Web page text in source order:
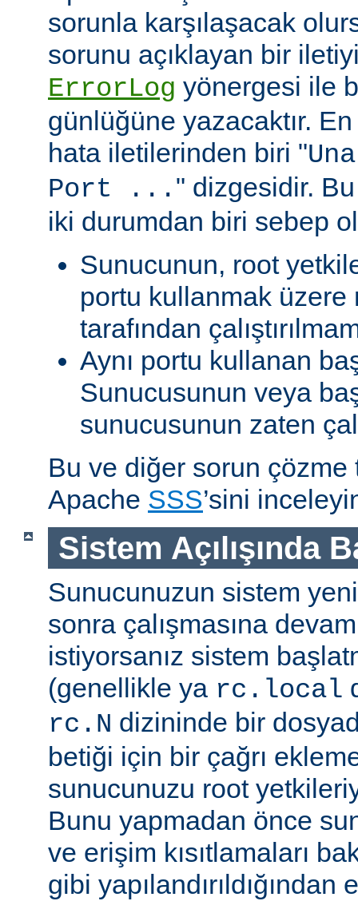
sorunla karşılaşacak
sorunu açıklayan bir
ErrorLog yönergesi ile
günlüğüne yazacaktır. En
hata iletilerinden biri "
Port ... " dizgesidir.
iki durumdan biri sebep
Sunucunun, root
portu kullanmak üzere
tarafından
Aynı portu kullanan
Sunucusunun veya
sunucusunun zaten
Bu ve diğer sorun çözme
Apache SSS’sini
Sistem Açılışında
Sunucunuzun sistem
sonra çalışmasına
istiyorsanız sistem
(genellikle ya rc.local
rc.N dizininde bir
betiği için bir çağrı
sunucunuzu root
Bunu yapmadan önce
ve erişim kısıtlamaları
gibi